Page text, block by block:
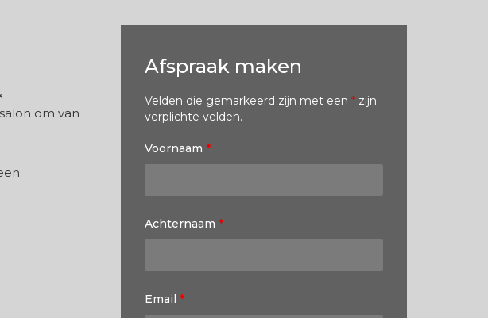
om van
Afspraak maken
Velden die gemarkeerd zijn met een * zijn
verplichte velden.
Voornaam *
Achternaam *
Email *